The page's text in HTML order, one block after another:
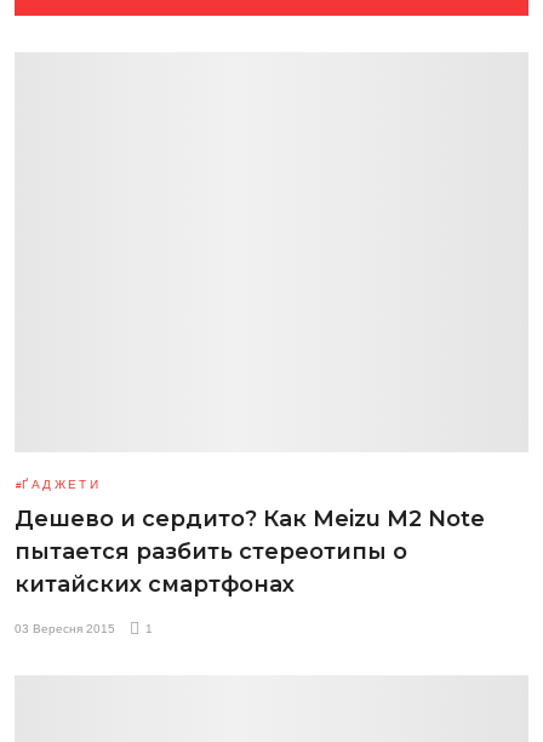
ҐАДЖЕТИ
Дешево и сердито? Как Meizu M2 Note
пытается разбить стереотипы о
китайских смартфонах
03 Вересня 2015 1